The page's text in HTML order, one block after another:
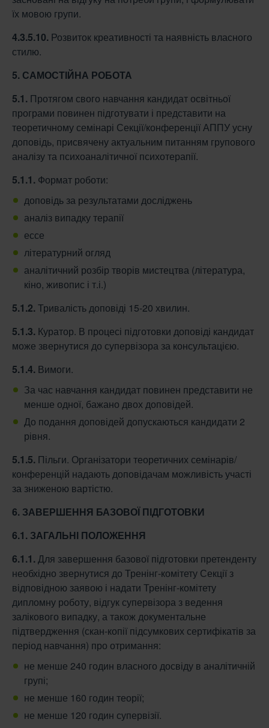
їх мовою групи.
4.3.5.10. Розвиток креативності та наявність власного
стилю.
5. САМОСТІЙНА РОБОТА
5.1. Протягом свого навчання кандидат освітньої
програми повинен підготувати і представити на
теоретичному семінарі Секції/конференції АППУ усну
доповідь, присвячену актуальним питанням групового
аналізу та психоаналітичної психотерапії.
5.1.1. Формат роботи:
доповідь за результатами досліджень
аналіз випадку терапії
ессе
літературний огляд
аналітичний розбір творів мистецтва (література,
кіно, живопис і т.і.)
5.1.2. Тривалість доповіді 15-20 хвилин.
5.1.3. Куратор. В процесі підготовки доповіді кандидат
може звернутися до супервізора за консультацією.
5.1.4. Вимоги.
За час навчання кандидат повинен представити не
менше одної, бажано двох доповідей.
До подання доповідей допускаються кандидати 2
рівня.
5.1.5. Пільги. Організатори теоретичних семінарів/
конференцій надають доповідачам можливість участі
за зниженою вартістю.
6. ЗАВЕРШЕННЯ БАЗОВОЇ ПІДГОТОВКИ
6.1. ЗАГАЛЬНІ ПОЛОЖЕННЯ
6.1.1. Для завершення базової підготовки претенденту
необхідно звернутися до Тренінг-комітету Секції з
відповідною заявою і надати Тренінг-комітету
дипломну роботу, відгук супервізора з ведення
залікового випадку, а також документальне
підтвердження (скан-копії підсумкових сертифікатів за
період навчання) про отримання:
не менше 240 годин власного досвіду в аналітичній
групі;
не менше 160 годин теорії;
не менше 120 годин супервізії.